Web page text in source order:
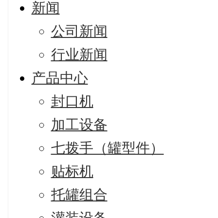
新闻
公司新闻
行业新闻
产品中心
封口机
加工设备
七拨手（罐型件）
贴标机
托罐组合